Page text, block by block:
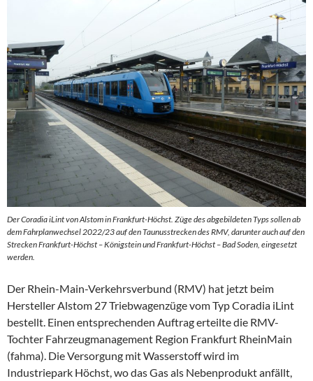
Der Coradia iLint von Alstom in Frankfurt-Höchst. Züge des abgebildeten Typs sollen ab
dem Fahrplanwechsel 2022/23 auf den Taunusstrecken des RMV, darunter auch auf den
Strecken Frankfurt-Höchst – Königstein und Frankfurt-Höchst – Bad Soden, eingesetzt
werden.
Der Rhein-Main-Verkehrsverbund (RMV) hat jetzt beim
Hersteller Alstom 27 Triebwagenzüge vom Typ Coradia iLint
bestellt. Einen entsprechenden Auftrag erteilte die RMV-
Tochter Fahrzeugmanagement Region Frankfurt RheinMain
(fahma). Die Versorgung mit Wasserstoff wird im
Industriepark Höchst, wo das Gas als Nebenprodukt anfällt,